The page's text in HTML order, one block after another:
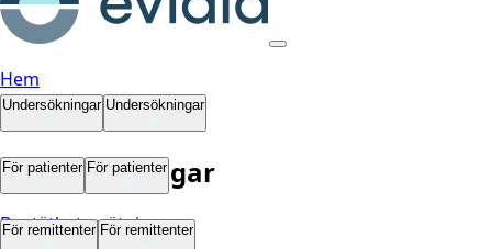
Hem
Undersökningar Undersökningar
Undersökningar
Bentäthetsmätning
För patienter För patienter
För patienter
För remittenter För remittenter